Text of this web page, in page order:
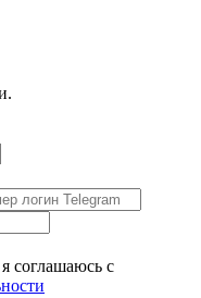
соглашаюсь с